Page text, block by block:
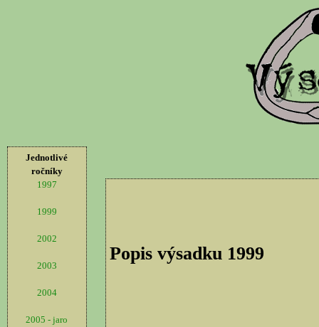
Jednotlivé
ročníky
1997
1999
2002
2003
2004
2005 - jaro
Popis výsadku 1999